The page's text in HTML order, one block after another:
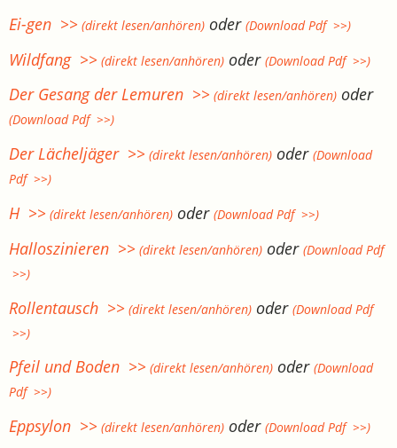
Ei-gen >> (direkt lesen/anhören) oder(Download Pdf >>)
Wildfang >> (direkt lesen/anhören) oder(Download Pdf >>)
Der Gesang der Lemuren >> (direkt lesen/anhören) oder
(Download Pdf >>)
Der Lächeljäger >> (direkt lesen/anhören) oder(Download
Pdf >>)
H >> (direkt lesen/anhören) oder(Download Pdf >>)
Halloszinieren >> (direkt lesen/anhören) oder(Download Pdf
>>)
Rollentausch >> (direkt lesen/anhören) oder(Download Pdf
>>)
Pfeil und Boden >> (direkt lesen/anhören) oder(Download
Pdf >>)
Eppsylon >> (direkt lesen/anhören) oder(Download Pdf >>)